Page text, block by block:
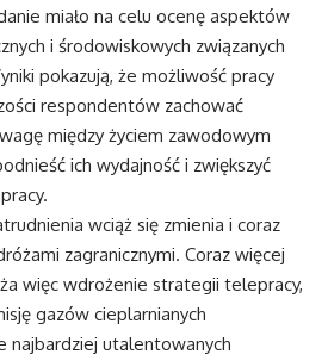
miało na celu ocenę aspektów
i środowiskowych związanych
pokazują, że możliwość pracy
respondentów zachować
między życiem zawodowym
ich wydajność i zwiększyć
wciąż się zmienia i coraz
zagranicznymi. Coraz więcej
więc wdrożenie strategii telepracy,
gazów cieplarnianych
najbardziej utalentowanych